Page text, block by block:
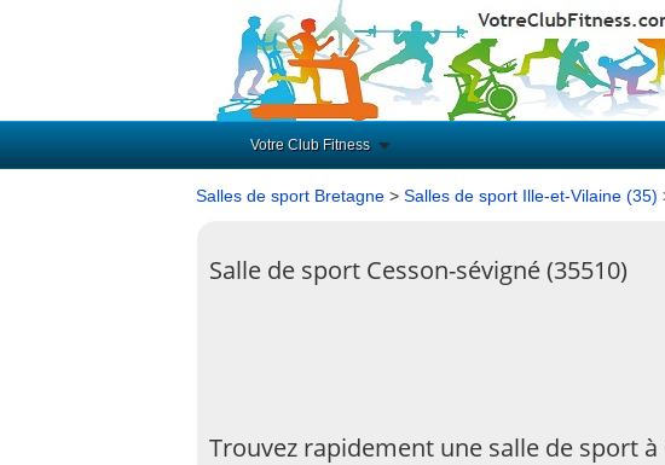
Votre Club Fitness
Salles de sport Bretagne > Salles de sport Ille-et-Vilaine (35)
Salle de sport Cesson-sévigné (35510)
Trouvez rapidement une salle de sport à